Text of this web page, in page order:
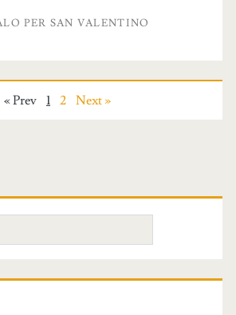
PER SAN VALENTINO
« Prev 1 2 Next »